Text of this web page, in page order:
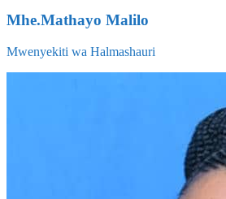
Mhe.Mathayo Malilo
Mwenyekiti wa Halmashauri